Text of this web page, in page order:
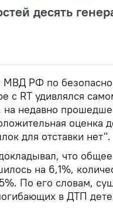
десять
РФ по
с RT удивлялся
на недавно
оценка
для отставки нет".
что
на 6,1%,
По его словам,
в ДТП